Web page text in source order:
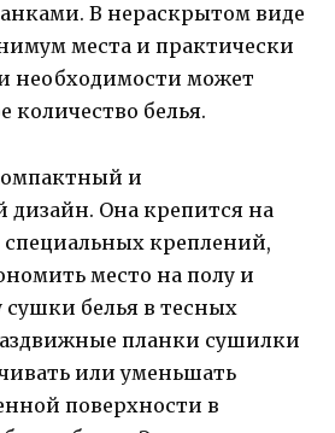
В нераскрытом виде
места и практически
необходимости может
количество белья.
и
Она крепится на
креплений,
место на полу и
белья в тесных
планки сушилки
или уменьшать
поверхности в